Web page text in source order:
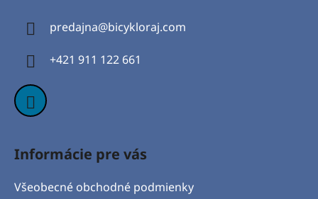
predajna@bicykloraj.com
+421 911 122 661
Informácie pre vás
Všeobecné obchodné podmienky